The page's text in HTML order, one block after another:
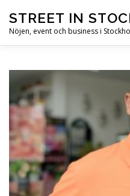
STREET IN
Nöjen, event och business i
HEM STOCKHOLM
BUSINESS